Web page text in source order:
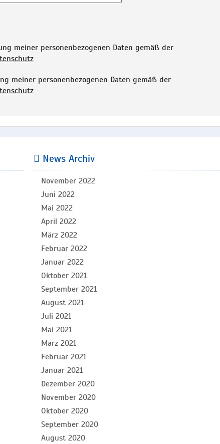
meiner personenbezogenen Daten gemäß der
meiner personenbezogenen Daten gemäß der
News Archiv
November 2022
Juni 2022
Mai 2022
April 2022
März 2022
Februar 2022
Januar 2022
Oktober 2021
September 2021
August 2021
Juli 2021
Mai 2021
März 2021
Februar 2021
Januar 2021
Dezember 2020
November 2020
Oktober 2020
September 2020
August 2020